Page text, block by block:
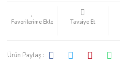
Tavsiye Et
Ürün Paylaş :